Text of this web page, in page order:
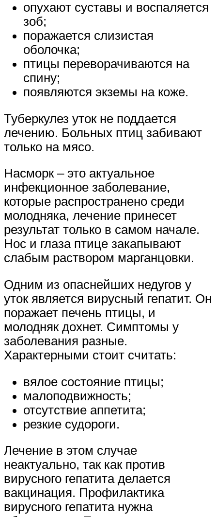
опухают суставы и воспаляется
зоб;
поражается слизистая
оболочка;
птицы переворачиваются на
спину;
появляются экземы на коже.
Туберкулез уток не поддается
лечению. Больных птиц забивают
только на мясо.
Насморк – это актуальное
инфекционное заболевание,
которые распространено среди
молодняка, лечение принесет
результат только в самом начале.
Нос и глаза птице закапывают
слабым раствором марганцовки.
Одним из опаснейших недугов у
уток является вирусный гепатит. Он
поражает печень птицы, и
молодняк дохнет. Симптомы у
заболевания разные.
Характерными стоит считать:
вялое состояние птицы;
малоподвижность;
отсутствие аппетита;
резкие судороги.
Лечение в этом случае
неактуально, так как против
вирусного гепатита делается
вакцинация. Профилактика
вирусного гепатита нужна